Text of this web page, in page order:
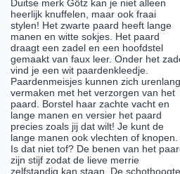
Duitse merk Götz kan je niet alleen
heerlijk knuffelen, maar ook fraai
stylen! Het zwarte paard heeft lange
manen en witte sokjes. Het paard
draagt een zadel en een hoofdstel
gemaakt van faux leer. Onder het
vind je een wit paardenkleedje.
Paardenmeisjes kunnen zich urenlang
vermaken met het verzorgen van het
paard. Borstel haar zachte vacht en
lange manen en versier het paard
precies zoals jij dat wilt! Je kunt de
lange manen ook vlechten of knopen.
Is dat niet tof? De benen van het
zijn stijf zodat de lieve merrie
zelfstandig kan staan. De schothoogte